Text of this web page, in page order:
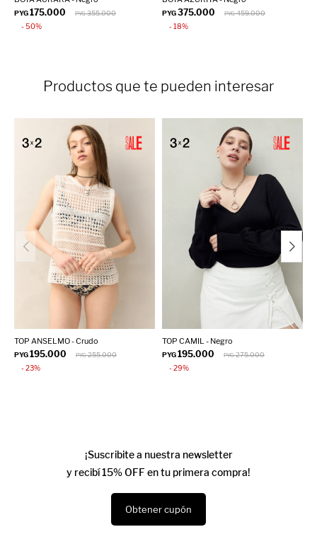
PYG175.000 PYG 355.000
50
PYG375.000 PYG 459.000
18
Productos que te pueden interesar
TOP ANSELMO - Crudo
PYG195.000 PYG 255.000
23
TOP CAMIL - Negro
PYG195.000 PYG 275.000
29
¡Suscribite a nuestra newsletter
y recibí 15% OFF en tu primera compra!
Obtener cupón